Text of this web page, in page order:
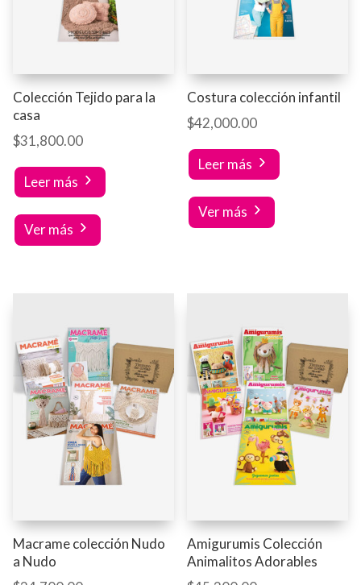
Colección Tejido para la
casa
$31,800.00
Leer más
Ver más
Costura colección infantil
$42,000.00
Leer más
Ver más
Macrame colección Nudo
a Nudo
Amigurumis Colección
Animalitos Adorables